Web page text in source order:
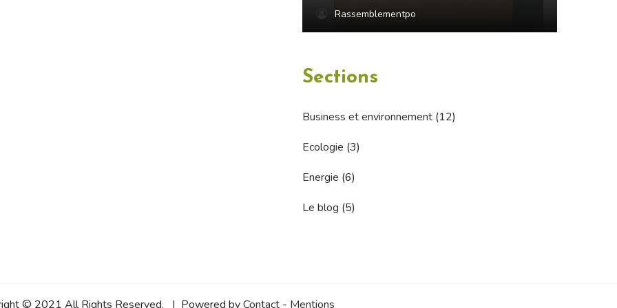
Rassemblementpo
Sections
Business et environnement (12)
Ecologie (3)
Energie (6)
Le blog (5)
© 2021 All Rights Reserved. | Powered byContact - Mentions